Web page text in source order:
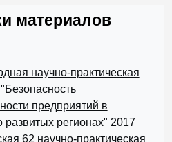
материалов
научно-практическая
предприятий в
регионах" 2017
62 научно-практическая